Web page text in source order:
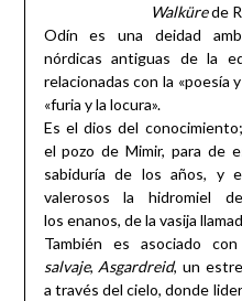
Walkürede
Odín es una deidad
nórdicas antiguas de la
relacionadas con la «poesía
«furia y la locura».
Es el dios del
el pozo de Mimir, para de
sabiduría de los años, y
valerosos la hidromiel
los enanos, de la vasija
También es asociado
salvaje, Asgardreid, un
a través del cielo, donde